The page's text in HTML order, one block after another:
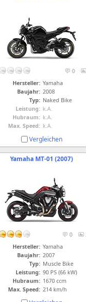
0
Hersteller: Yamaha
Baujahr: 2008
Typ: Naked Bike
Leistung: k.A.
Hubraum: k.A.
Max. Speed: k.A.
Vergleichen
Yamaha MT-01 (2007)
0
Hersteller: Yamaha
Baujahr: 2007
Typ: Muscle Bike
Leistung: 90 PS (66 kW)
Hubraum: 1670 ccm
Max. Speed: 214 km/h